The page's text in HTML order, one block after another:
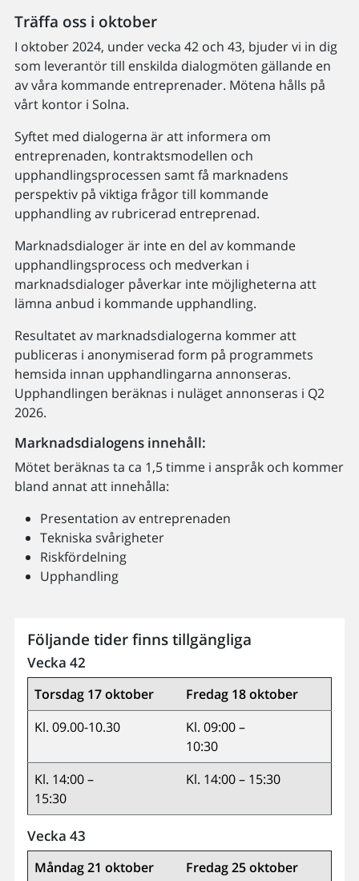
Träffa oss i oktober
I oktober 2024, under vecka 42 och 43, bjuder vi in dig
som leverantör till enskilda dialogmöten gällande en
av våra kommande entreprenader. Mötena hålls på
vårt kontor i Solna.
Syftet med dialogerna är att informera om
entreprenaden, kontraktsmodellen och
upphandlingsprocessen samt få marknadens
perspektiv på viktiga frågor till kommande
upphandling av rubricerad entreprenad.
Marknadsdialoger är inte en del av kommande
upphandlingsprocess och medverkan i
marknadsdialoger påverkar inte möjligheterna att
lämna anbud i kommande upphandling.
Resultatet av marknadsdialogerna kommer att
publiceras i anonymiserad form på programmets
hemsida innan upphandlingarna annonseras.
Upphandlingen beräknas i nuläget annonseras i Q2
2026.
Marknadsdialogens innehåll:
Mötet beräknas ta ca 1,5 timme i anspråk och kommer
bland annat att innehålla:
Presentation av entreprenaden
Tekniska svårigheter
Riskfördelning
Upphandling
Följande tider finns tillgängliga
Vecka 42
Torsdag 17 oktober
Fredag 18 oktober
Kl. 09.00-10.30
Kl. 09:00 –
10:30
Kl. 14:00 –
15:30
Kl. 14:00 – 15:30
Vecka 43
Måndag 21 oktober
Fredag 25 oktober